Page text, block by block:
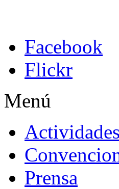
Facebook
Flickr
Menú
Actividades
Prensa